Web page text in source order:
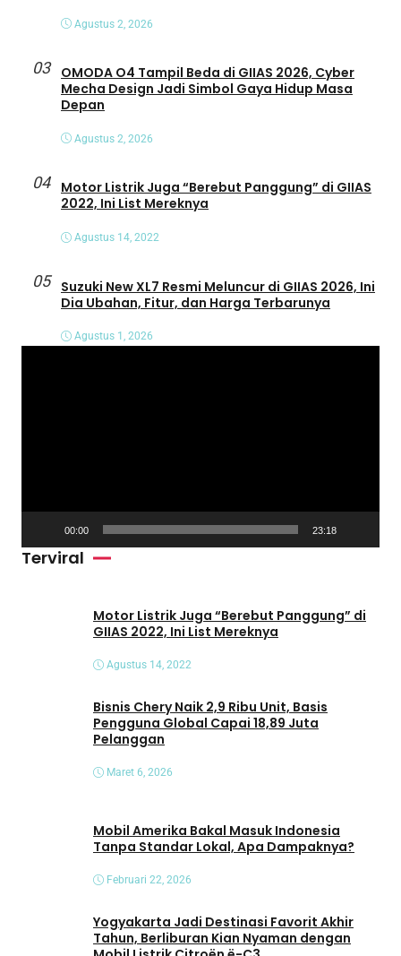
Agustus 2, 2026
03
OMODA O4 Tampil Beda di GIIAS 2026, Cyber
Mecha Design Jadi Simbol Gaya Hidup Masa
Depan
Agustus 2, 2026
04
Motor Listrik Juga “Berebut Panggung” di GIIAS
2022, Ini List Mereknya
Agustus 14, 2022
05
Suzuki New XL7 Resmi Meluncur di GIIAS 2026, Ini
Dia Ubahan, Fitur, dan Harga Terbarunya
Agustus 1, 2026
d
00:00 23:18
Terviral
Motor Listrik Juga “Berebut Panggung” di
GIIAS 2022, Ini List Mereknya
Agustus 14, 2022
Bisnis Chery Naik 2,9 Ribu Unit, Basis
Pengguna Global Capai 18,89 Juta
Pelanggan
Maret 6, 2026
Mobil Amerika Bakal Masuk Indonesia
Tanpa Standar Lokal, Apa Dampaknya?
Februari 22, 2026
Yogyakarta Jadi Destinasi Favorit Akhir
Tahun, Berliburan Kian Nyaman dengan